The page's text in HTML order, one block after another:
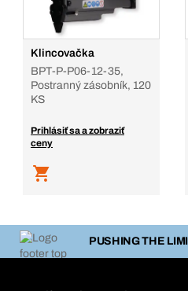
Klincovačka
BPT-P-P06-12-35,
Postranný zásobník, 120
KS
Prihlásiť sa a zobraziť
ceny
PUSHING THE